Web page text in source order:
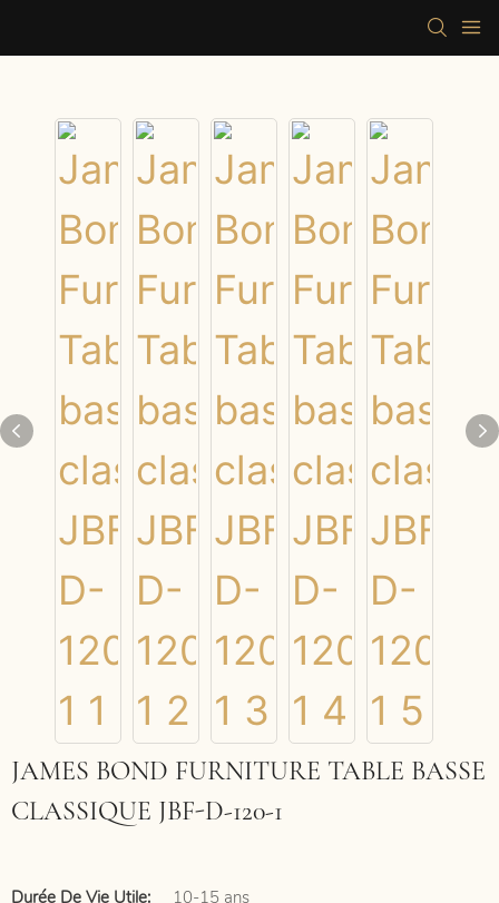
JAMES BOND FURNITURE TABLE BASSE
CLASSIQUE JBF-D-120-1
Durée De Vie Utile:
10-15 ans